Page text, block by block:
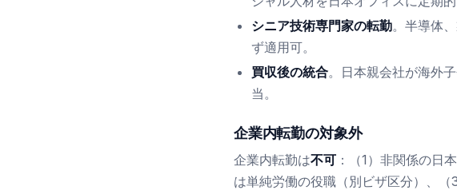
シニア技術専門家の転勤。半導体
ず適用可。
買収後の統合。日本親会社が海外
当。
企業内転勤の対象外
企業内転勤は不可 ：（1）非関係の日
は単純労働の役職（別ビザ区分）、